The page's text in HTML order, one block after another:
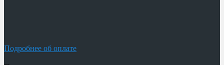
Подробнее об оплате